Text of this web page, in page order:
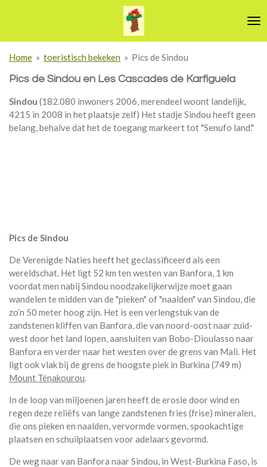
hoofdinhoud
Home » toeristisch bekeken » Pics de Sindou
Pics de Sindou en Les Cascades de Karfiguela
Sindou (182.080 inwoners 2006, merendeel woont landelijk,
4215 in 2008 in het plaatsje zelf) Het stadje Sindou heeft geen
belang, behalve dat het de toegang markeert tot "Senufo land."
Pics de Sindou
De Verenigde Naties heeft het geclassificeerd als een
wereldschat. Het ligt 52 km ten westen van Banfora, 1 km
voordat men nabij Sindou noodzakelijkerwijze moet gaan
wandelen te midden van de "pieken" of "naalden" van Sindou, die
zo’n 50 meter hoog zijn. Het is een verlengstuk van de
zandstenen kliffen van Banfora, die van noord-oost naar zuid-
west door het land lopen, aansluiten van Bobo-Dioulasso naar
Banfora en verder naar het westen over de grens van Mali. Het
ligt ook vlak bij de grens de hoogste piek in Burkina (749 m)
Mount Ténakourou.
In de loop van miljoenen jaren heeft de erosie door wind en
regen deze reliëfs van lange zandstenen fries (frise) mineralen,
die ons pieken en naalden, vervormde vormen, spookachtige
plaatsen en schuilplaatsen voor adelaars gevormd.
De weg naar van Banfora naar Sindou, in West-Burkina Faso, is